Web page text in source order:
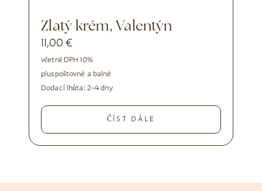
Zlatý krém, Valentýn
11,00€
včetně DPH 10%
pluspoštovné a balné
Dodací lhůta: 2–4 dny
ČÍST DÁLE